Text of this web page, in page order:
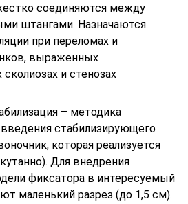
соединяются между
штангами. Назначаются
при переломах и
выраженных
и стенозах
– методика
стабилизирующего
которая реализуется
Для внедрения
фиксатора в интересуемый
маленький разрез (до 1,5 см).